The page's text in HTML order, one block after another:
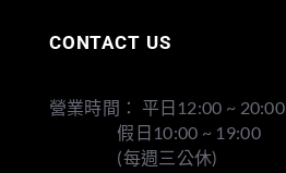
CONTACT US
營業時間： 平日12:00 ~ 20:00
假日10:00 ~ 19:00
(每週三公休)